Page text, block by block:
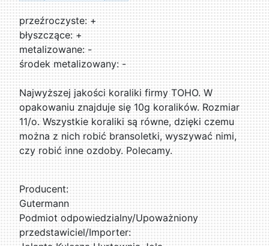
przeźroczyste: +
błyszczące: +
metalizowane: -
środek metalizowany: -
Najwyższej jakości koraliki firmy TOHO. W
opakowaniu znajduje się 10g koralików. Rozmiar
11/o. Wszystkie koraliki są równe, dzięki czemu
można z nich robić bransoletki, wyszywać nimi,
czy robić inne ozdoby. Polecamy.
Producent:
Gutermann
Podmiot odpowiedzialny/Upoważniony
przedstawiciel/Importer: